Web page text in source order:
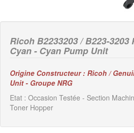
Ricoh B2233203 / B223-3203
Cyan - Cyan Pump Unit
Origine Constructeur : Ricoh /
Unit - Groupe NRG
Etat : Occasion Testée - Section
Toner Hopper